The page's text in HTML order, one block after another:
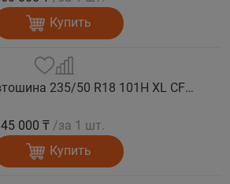
Купить
COMFORSER Автошина 235/50 R18 101H XL CF1100 RWL лето
45 000 ₸ /за 1 шт.
Купить